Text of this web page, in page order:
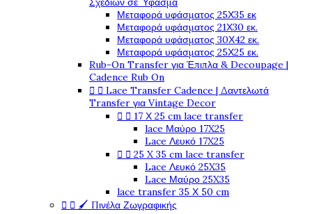
Μεταφορά υφάσματος 25Χ35 εκ
Μεταφορά υφάσματος 21Χ30 εκ.
Μεταφορά υφάσματος 30Χ42 εκ.
Μεταφορά υφάσματος 25Χ25 εκ.
Rub-On Transfer για Έπιπλα & Decoupage |
Cadence Rub On
  Lace Transfer Cadence | Δαντελωτά
Transfer για Vintage Decor
  17 Χ 25 cm lace transfer
lace Μαύρο 17X25
Lace Λευκό 17X25
  25 X 35 cm lace transfer
Lace Λευκό 25X35
Lace Μαύρο 25X35
lace transfer 35 Χ 50 cm
  🖌️ Πινέλα Ζωγραφικής